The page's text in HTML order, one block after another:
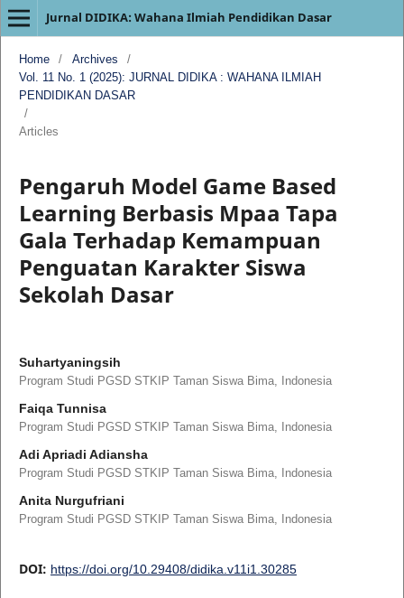
Jurnal DIDIKA: Wahana Ilmiah Pendidikan Dasar
Home / Archives
/
Vol. 11 No. 1 (2025): JURNAL DIDIKA : WAHANA ILMIAH
PENDIDIKAN DASAR
/
Articles
Pengaruh Model Game Based
Learning Berbasis Mpaa Tapa
Gala Terhadap Kemampuan
Penguatan Karakter Siswa
Sekolah Dasar
Suhartyaningsih
Program Studi PGSD STKIP Taman Siswa Bima, Indonesia
Faiqa Tunnisa
Program Studi PGSD STKIP Taman Siswa Bima, Indonesia
Adi Apriadi Adiansha
Program Studi PGSD STKIP Taman Siswa Bima, Indonesia
Anita Nurgufriani
Program Studi PGSD STKIP Taman Siswa Bima, Indonesia
DOI: https://doi.org/10.29408/didika.v11i1.30285